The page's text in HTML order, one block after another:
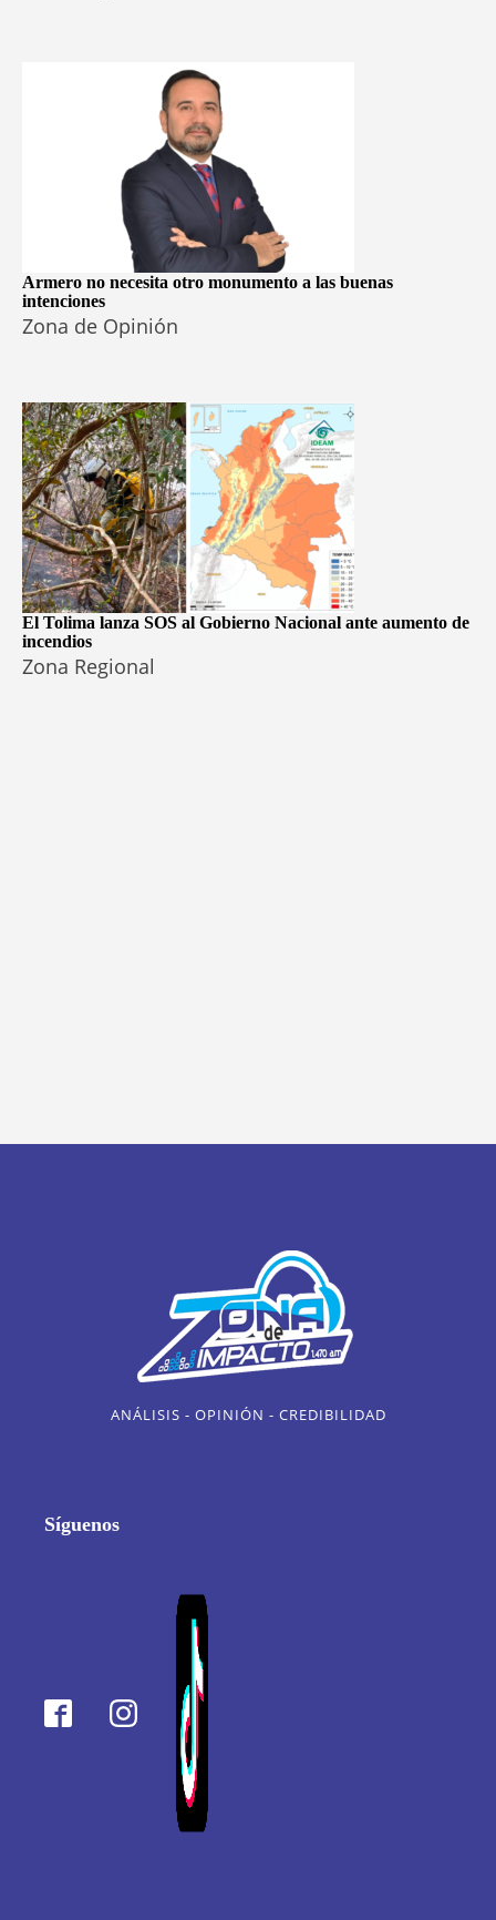
Armero no necesita otro monumento a las buenas
intenciones
Zona de Opinión
El Tolima lanza SOS al Gobierno Nacional ante aumento de
incendios
Zona Regional
ANÁLISIS - OPINIÓN - CREDIBILIDAD
Síguenos